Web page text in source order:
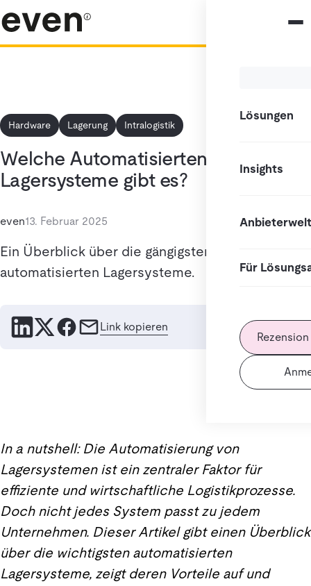
Lösungen
Insights
Anbieterwelt
Für
Hardware Lagerung Intralogistik
Welche Automatisierten
Lagersysteme gibt es?
even13. Februar 2025
Ein Überblick über die gängigsten
automatisierten Lagersysteme.
Link kopieren
In a nutshell: Die Automatisierung von
Lagersystemen ist ein zentraler Faktor für
effiziente und wirtschaftliche Logistikprozesse.
Doch nicht jedes System passt zu jedem
Unternehmen. Dieser Artikel gibt einen Überblick
über die wichtigsten automatisierten
Lagersysteme, zeigt deren Vorteile auf und